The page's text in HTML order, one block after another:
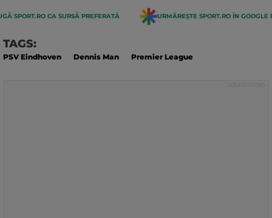
SPORT.RO CA SURSĂ PREFERATĂ URMĂREȘTE SPORT.RO ÎN GOOGLE
TAGS:
PSV Eindhoven Dennis Man Premier League